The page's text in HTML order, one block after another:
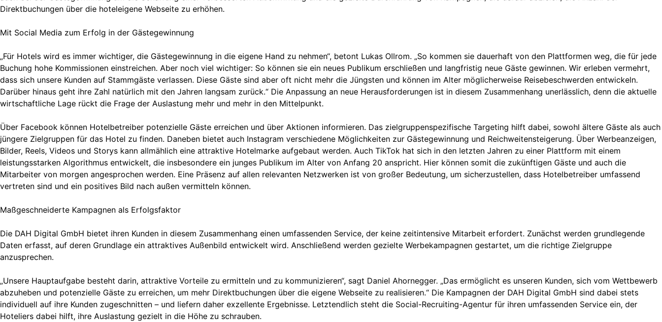
Direktbuchungen über die hoteleigene Webseite zu erhöhen.
Mit Social Media zum Erfolg in der Gästegewinnung
„Für Hotels wird es immer wichtiger, die Gästegewinnung in die eigene Hand zu nehmen“, betont Lukas Ollrom. „So kommen sie dauerhaft von den Plattformen weg, die für jede
Buchung hohe Kommissionen einstreichen. Aber noch viel wichtiger: So können sie ein neues Publikum erschließen und langfristig neue Gäste gewinnen. Wir erleben vermehrt,
dass sich unsere Kunden auf Stammgäste verlassen. Diese Gäste sind aber oft nicht mehr die Jüngsten und können im Alter möglicherweise Reisebeschwerden entwickeln.
Darüber hinaus geht ihre Zahl natürlich mit den Jahren langsam zurück.“ Die Anpassung an neue Herausforderungen ist in diesem Zusammenhang unerlässlich, denn die aktuelle
wirtschaftliche Lage rückt die Frage der Auslastung mehr und mehr in den Mittelpunkt.
Über Facebook können Hotelbetreiber potenzielle Gäste erreichen und über Aktionen informieren. Das zielgruppenspezifische Targeting hilft dabei, sowohl ältere Gäste als auch
jüngere Zielgruppen für das Hotel zu finden. Daneben bietet auch Instagram verschiedene Möglichkeiten zur Gästegewinnung und Reichweitensteigerung. Über Werbeanzeigen,
Bilder, Reels, Videos und Storys kann allmählich eine attraktive Hotelmarke aufgebaut werden. Auch TikTok hat sich in den letzten Jahren zu einer Plattform mit einem
leistungsstarken Algorithmus entwickelt, die insbesondere ein junges Publikum im Alter von Anfang 20 anspricht. Hier können somit die zukünftigen Gäste und auch die
Mitarbeiter von morgen angesprochen werden. Eine Präsenz auf allen relevanten Netzwerken ist von großer Bedeutung, um sicherzustellen, dass Hotelbetreiber umfassend
vertreten sind und ein positives Bild nach außen vermitteln können.
Maßgeschneiderte Kampagnen als Erfolgsfaktor
Die DAH Digital GmbH bietet ihren Kunden in diesem Zusammenhang einen umfassenden Service, der keine zeitintensive Mitarbeit erfordert. Zunächst werden grundlegende
Daten erfasst, auf deren Grundlage ein attraktives Außenbild entwickelt wird. Anschließend werden gezielte Werbekampagnen gestartet, um die richtige Zielgruppe
anzusprechen.
„Unsere Hauptaufgabe besteht darin, attraktive Vorteile zu ermitteln und zu kommunizieren“, sagt Daniel Ahornegger. „Das ermöglicht es unseren Kunden, sich vom Wettbewerb
abzuheben und potenzielle Gäste zu erreichen, um mehr Direktbuchungen über die eigene Webseite zu realisieren.“ Die Kampagnen der DAH Digital GmbH sind dabei stets
individuell auf ihre Kunden zugeschnitten – und liefern daher exzellente Ergebnisse. Letztendlich steht die Social-Recruiting-Agentur für ihren umfassenden Service ein, der
Hoteliers dabei hilft, ihre Auslastung gezielt in die Höhe zu schrauben.